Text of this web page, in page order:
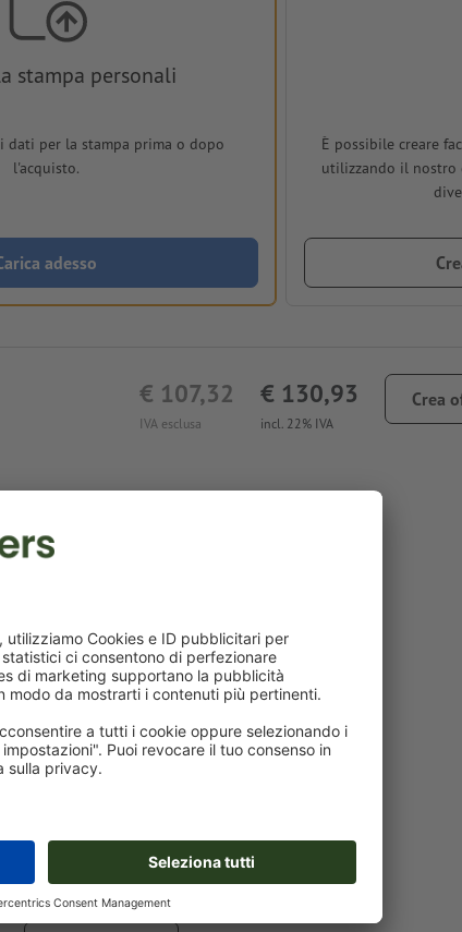
stampa personali
dati per la stampa prima o dopo
l'acquisto.
adesso
È possibile creare
utilizzando il nostro
IVA esclusa
€ 107,32
incl. 22% IVA
€ 130,93 Crea
stampa Apribottiglie Worcester
dei dati per la stampa:
del colore e assegnare all’ incisione laser
campo del colore: “Laser”
a scelta
si presta facilmente agli scopi di produzione; non
colorata